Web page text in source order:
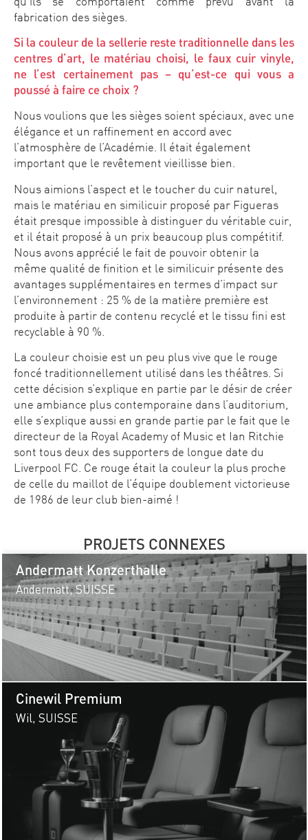
fabrication des sièges.
Si la couleur de la sellerie reste traditionnelle dans les
centres d’art, le matériau choisi, le faux cuir vinyle,
ne l’est certainement pas – qu’est-ce qui vous a
poussé à faire ce choix ?
Nous voulions que les sièges soient spéciaux, avec une
élégance et un raffinement en accord avec
l’atmosphère de l’Académie. Il était également
important que le revêtement vieillisse bien.
Nous aimions l’aspect et le toucher du cuir naturel,
mais le matériau en similicuir proposé par Figueras
était presque impossible à distinguer du véritable cuir,
et il était proposé à un prix beaucoup plus compétitif.
Nous avons apprécié le fait de pouvoir obtenir la
même qualité de finition et le similicuir présente des
avantages supplémentaires en termes d’impact sur
l’environnement : 25 % de la matière première est
produite à partir de contenu recyclé et le tissu fini est
recyclable à 90 %.
La couleur choisie est un peu plus vive que le rouge
foncé traditionnellement utilisé dans les théâtres. Si
cette décision s’explique en partie par le désir de créer
une ambiance plus contemporaine dans l’auditorium,
elle s’explique aussi en grande partie par le fait que le
directeur de la Royal Academy of Music et Ian Ritchie
sont tous deux des supporters de longue date du
Liverpool FC. Ce rouge était la couleur la plus proche
de celle du maillot de l’équipe doublement victorieuse
de 1986 de leur club bien-aimé !
PROJETS CONNEXES
Andermatt Konzerthalle
Andermatt, SUISSE
Cinewil Premium
Wil, SUISSE